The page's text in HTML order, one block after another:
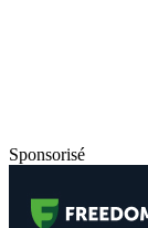
Sponsorisé